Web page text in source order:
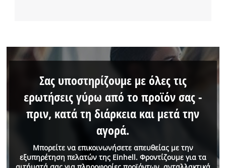
Μπορείτε να επικοινωνήσετε απευθείας με την
εξυπηρέτηση πελατών της Einhell. Φροντίζουμε για τα
Σας υποστηρίζουμε με όλες τις
ερωτήσεις γύρω από το προϊόν σας -
πριν, κατά τη διάρκεια και μετά την
αγορά.